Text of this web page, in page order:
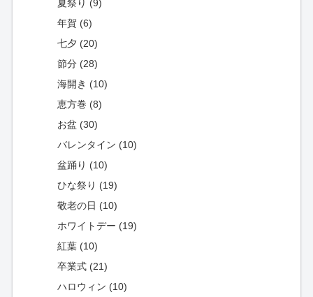
夏祭り (9)
年賀 (6)
七夕 (20)
節分 (28)
海開き (10)
恵方巻 (8)
お盆 (30)
バレンタイン (10)
盆踊り (10)
ひな祭り (19)
敬老の日 (10)
ホワイトデー (19)
紅葉 (10)
卒業式 (21)
ハロウィン (10)